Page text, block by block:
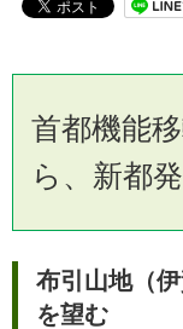
首都機能
ら、新都
布引山地（
を望む